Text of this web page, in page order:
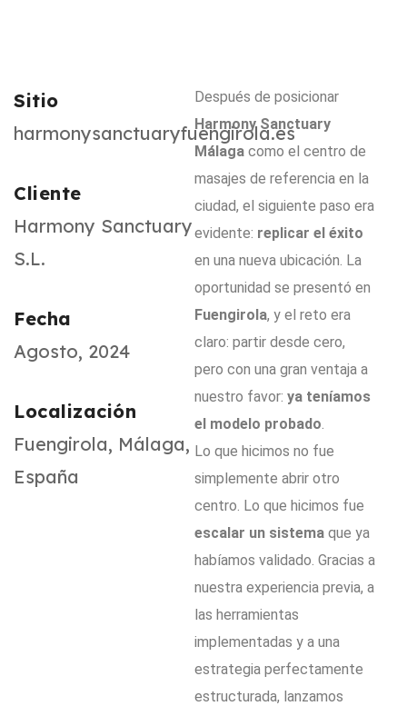
Sitio
harmonysanctuaryfuengirola.es
Cliente
Harmony Sanctuary
S.L.
Fecha
Agosto, 2024
Localización
Fuengirola, Málaga,
España
Después de posicionar
Harmony Sanctuary
Málaga como el centro de
masajes de referencia en la
ciudad, el siguiente paso era
evidente: replicar el éxito
en una nueva ubicación. La
oportunidad se presentó en
Fuengirola, y el reto era
claro: partir desde cero,
pero con una gran ventaja a
nuestro favor: ya teníamos
el modelo probado.
Lo que hicimos no fue
simplemente abrir otro
centro. Lo que hicimos fue
escalar un sistema que ya
habíamos validado. Gracias a
nuestra experiencia previa, a
las herramientas
implementadas y a una
estrategia perfectamente
estructurada, lanzamos